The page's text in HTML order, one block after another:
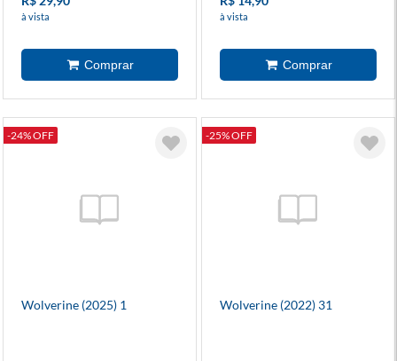
à vista à vista
-24% OFF
Wolverine (2025) 1
-25% OFF
Wolverine (2022) 31